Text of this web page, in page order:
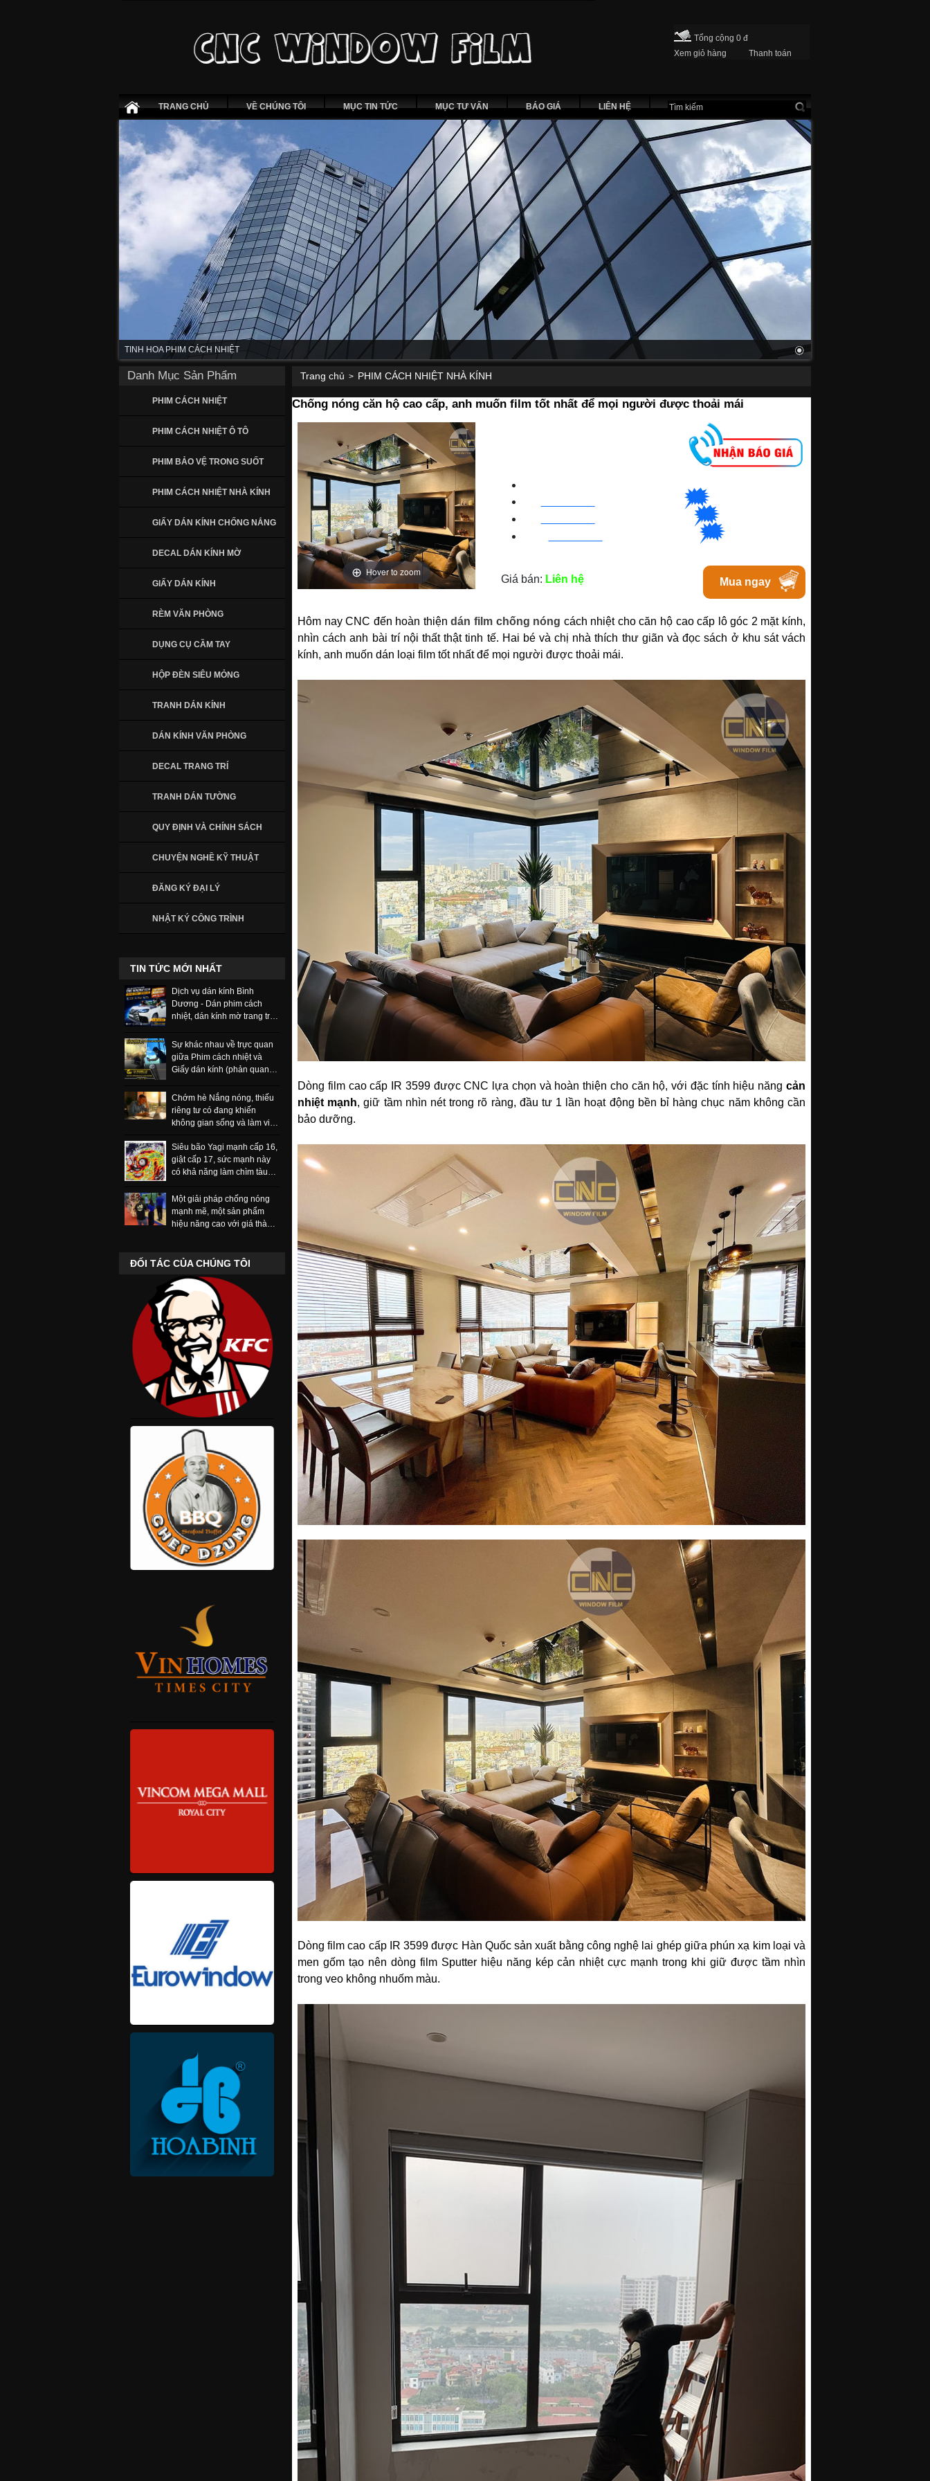
Tổng cộng 0 đ
Xem giỏ hàng
Thanh toán
TRANG CHỦ VỀ CHÚNG TÔI MỤC TIN TỨC MỤC TƯ VẤN BÁO GIÁ LIÊN HỆ
TINH HOA PHIM CÁCH NHIỆT
Danh Mục Sản Phẩm
PHIM CÁCH NHIỆT
PHIM CÁCH NHIỆT Ô TÔ
PHIM BẢO VỆ TRONG SUỐT
PHIM CÁCH NHIỆT NHÀ KÍNH
GIẤY DÁN KÍNH CHỐNG NẮNG
DECAL DÁN KÍNH MỜ
GIẤY DÁN KÍNH
RÈM VĂN PHÒNG
DỤNG CỤ CẦM TAY
HỘP ĐÈN SIÊU MỎNG
TRANH DÁN KÍNH
DÁN KÍNH VĂN PHÒNG
DECAL TRANG TRÍ
TRANH DÁN TƯỜNG
QUY ĐỊNH VÀ CHÍNH SÁCH
CHUYỆN NGHỀ KỸ THUẬT
ĐĂNG KÝ ĐẠI LÝ
NHẬT KÝ CÔNG TRÌNH
TIN TỨC MỚI NHẤT
Dịch vụ dán kính Bình
Dương - Dán phim cách
nhiệt, dán kính mờ trang trí
Sự khác nhau về trực quan
giữa Phim cách nhiệt và
Giấy dán kính (phản quang,
ngay
Chớm hè Nắng nóng, thiếu
riêng tư có đang khiến
không gian sống và làm việc
hơn bao giờ hết.
Siêu bão Yagi mạnh cấp 16,
giật cấp 17, sức mạnh này
có khả năng làm chìm tàu
Một giải pháp chống nóng
mạnh mẽ, một sản phẩm
hiệu năng cao với giá thành
ĐỐI TÁC CỦA CHÚNG TÔI
Trang chủ > PHIM CÁCH NHIỆT NHÀ KÍNH
Chống nóng căn hộ cao cấp, anh muốn film tốt nhất để mọi người được thoải mái
Hover to zoom
🗯
🗯
🗯
Giá bán: Liên hệ Mua ngay
Hôm nay CNC đến hoàn thiệndán film chống nóng cách nhiệt cho căn hộ cao cấp lô góc 2 mặt kính,
nhìn cách anh bài trí nội thất thật tinh tế. Hai bé và chị nhà thích thư giãn và đọc sách ở khu sát vách
kính, anh muốn dán loại film tốt nhất để mọi người được thoải mái.
Dòng film cao cấp IR 3599 được CNC lựa chọn và hoàn thiện cho căn hộ, với đặc tính hiệu năng cản
nhiệt mạnh, giữ tầm nhìn nét trong rõ ràng, đầu tư 1 lần hoạt động bền bỉ hàng chục năm không cần
bảo dưỡng.
Dòng film cao cấp IR 3599 được Hàn Quốc sản xuất bằng công nghệ lai ghép giữa phún xạ kim loại và
men gốm tạo nên dòng film Sputter hiệu năng kép cản nhiệt cực mạnh trong khi giữ được tầm nhìn
trong veo không nhuốm màu.